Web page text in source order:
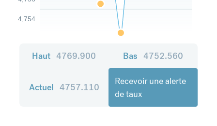
4,754
Haut 4769.900 Bas 4752.560
Actuel 4757.110
Recevoir une alerte
de taux